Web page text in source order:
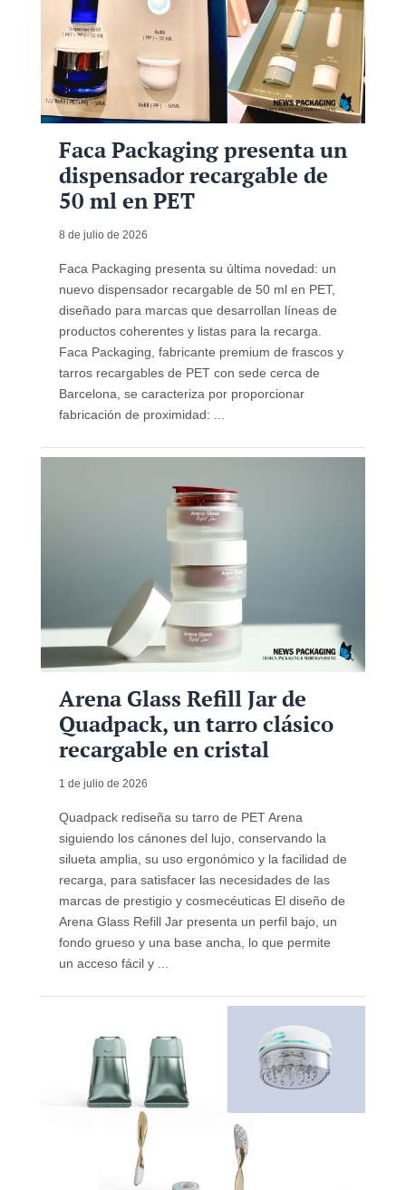
Faca Packaging presenta un
dispensador recargable de
50 ml en PET
8 de julio de 2026
Faca Packaging presenta su última novedad: un
nuevo dispensador recargable de 50 ml en PET,
diseñado para marcas que desarrollan líneas de
productos coherentes y listas para la recarga.
Faca Packaging, fabricante premium de frascos y
tarros recargables de PET con sede cerca de
Barcelona, ​​se caracteriza por proporcionar
fabricación de proximidad: ...
Arena Glass Refill Jar de
Quadpack, un tarro clásico
recargable en cristal
1 de julio de 2026
Quadpack rediseña su tarro de PET Arena
siguiendo los cánones del lujo, conservando la
silueta amplia, su uso ergonómico y la facilidad de
recarga, para satisfacer las necesidades de las
marcas de prestigio y cosmecéuticas El diseño de
Arena Glass Refill Jar presenta un perfil bajo, un
fondo grueso y una base ancha, lo que permite
un acceso fácil y ...